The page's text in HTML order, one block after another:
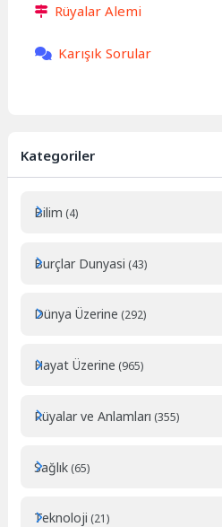
Rüyalar Alemi
Karışık Sorular
Kategoriler
Bilim (4)
Burçlar Dunyasi (43)
Dünya Üzerine (292)
Hayat Üzerine (965)
Rüyalar ve Anlamları (355)
Sağlık (65)
Teknoloji (21)